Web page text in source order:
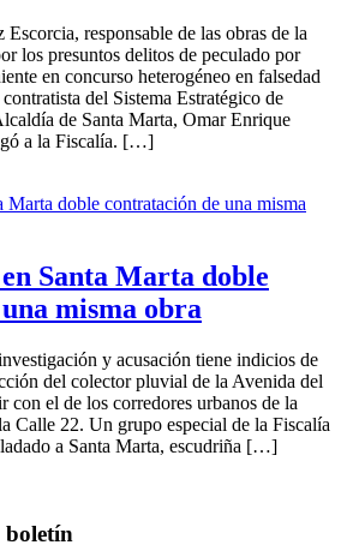
responsable de las obras de la
los presuntos delitos de peculado por
en concurso heterogéneo en falsedad
del Sistema Estratégico de
de Santa Marta, Omar Enrique
a la Fiscalía. […]
Santa Marta doble
misma obra
y acusación tiene indicios de
del colector pluvial de la Avenida del
el de los corredores urbanos de la
Calle 22. Un grupo especial de la Fiscalía
a Santa Marta, escudriña […]
boletín